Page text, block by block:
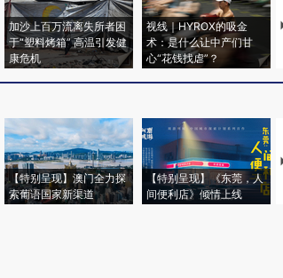
加沙上百万流离失所者困
于“塑料烤箱” 高温引发健
康危机
视线｜HYROX的吸金
术：是什么让中产们甘
心“花钱找虐”？
【特别呈现】澳门全力探
索葡语国家新渠道
【特别呈现】《东莞，人
间便利店》倾情上线